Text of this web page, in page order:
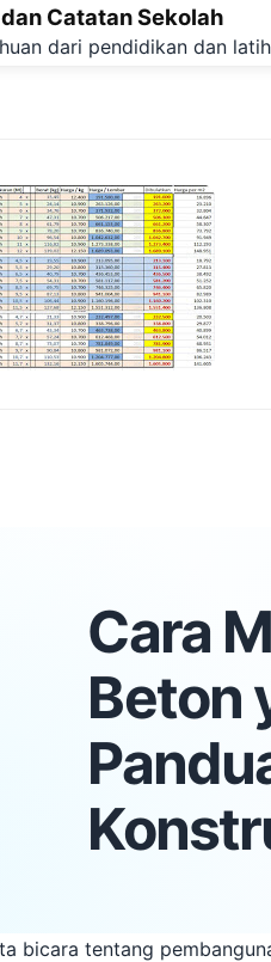
dan Catatan Sekolah
dari pendidikan dan
Cara
Beton
bicara tentang